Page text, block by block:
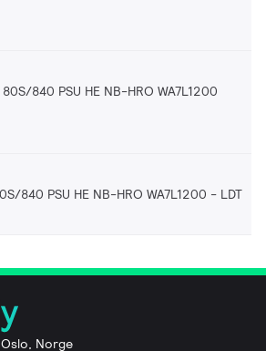
840 PSU HE NB-HRO WA7L1200
840 PSU HE NB-HRO WA7L1200 LDT
Norge